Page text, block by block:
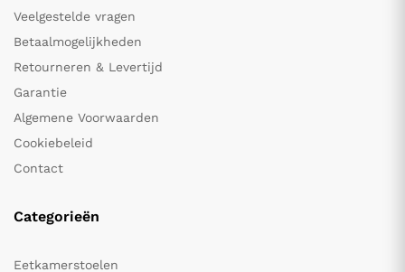
Veelgestelde vragen
Betaalmogelijkheden
Retourneren & Levertijd
Garantie
Algemene Voorwaarden
Cookiebeleid
Contact
Categorieën
Eetkamerstoelen